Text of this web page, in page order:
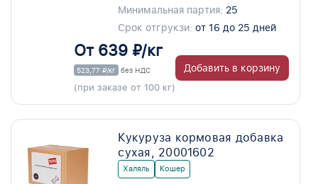
Минимальная партия: 25
Срок отгрукзи: от 16 до 25 дней
От 639 ₽/кг
523,77 ₽/кг без НДС
(при заказе от 100 кг)
Добавить в корзину
Кукуруза кормовая добавка
сухая, 20001602
Халяль Кошер